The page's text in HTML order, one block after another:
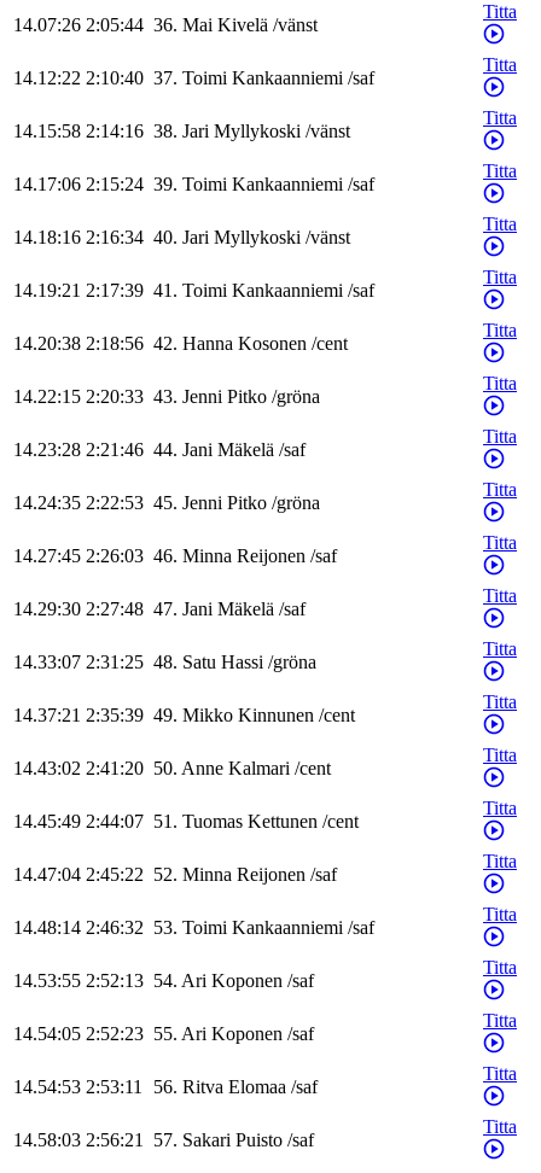
14.07:26 2:05:44 36. Mai Kivelä /vänst
Titta
14.12:22 2:10:40 37. Toimi Kankaanniemi /saf
Titta
14.15:58 2:14:16 38. Jari Myllykoski /vänst
Titta
14.17:06 2:15:24 39. Toimi Kankaanniemi /saf
Titta
14.18:16 2:16:34 40. Jari Myllykoski /vänst
Titta
14.19:21 2:17:39 41. Toimi Kankaanniemi /saf
Titta
14.20:38 2:18:56 42. Hanna Kosonen /cent
Titta
14.22:15 2:20:33 43. Jenni Pitko /gröna
Titta
14.23:28 2:21:46 44. Jani Mäkelä /saf
Titta
14.24:35 2:22:53 45. Jenni Pitko /gröna
Titta
14.27:45 2:26:03 46. Minna Reijonen /saf
Titta
14.29:30 2:27:48 47. Jani Mäkelä /saf
Titta
14.33:07 2:31:25 48. Satu Hassi /gröna
Titta
14.37:21 2:35:39 49. Mikko Kinnunen /cent
Titta
14.43:02 2:41:20 50. Anne Kalmari /cent
Titta
14.45:49 2:44:07 51. Tuomas Kettunen /cent
Titta
14.47:04 2:45:22 52. Minna Reijonen /saf
Titta
14.48:14 2:46:32 53. Toimi Kankaanniemi /saf
Titta
14.53:55 2:52:13 54. Ari Koponen /saf
Titta
14.54:05 2:52:23 55. Ari Koponen /saf
Titta
14.54:53 2:53:11 56. Ritva Elomaa /saf
Titta
14.58:03 2:56:21 57. Sakari Puisto /saf
Titta